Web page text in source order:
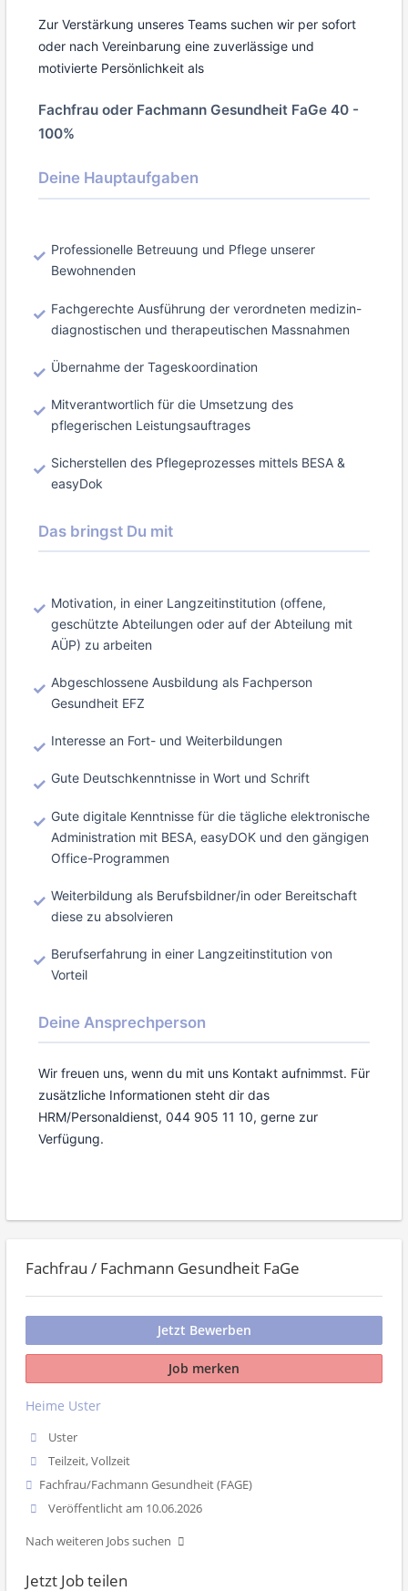
Zur Verstärkung unseres Teams suchen wir per sofort
oder nach Vereinbarung eine zuverlässige und
motivierte Persönlichkeit als
Fachfrau oder Fachmann Gesundheit FaGe 40 -
100%
Deine Hauptaufgaben
Professionelle Betreuung und Pflege unserer
Bewohnenden
Fachgerechte Ausführung der verordneten medizin-
diagnostischen und therapeutischen Massnahmen
Übernahme der Tageskoordination
Mitverantwortlich für die Umsetzung des
pflegerischen Leistungsauftrages
Sicherstellen des Pflegeprozesses mittels BESA &
easyDok
Das bringst Du mit
Motivation, in einer Langzeitinstitution (offene,
geschützte Abteilungen oder auf der Abteilung mit
AÜP) zu arbeiten
Abgeschlossene Ausbildung als Fachperson
Gesundheit EFZ
Interesse an Fort- und Weiterbildungen
Gute Deutschkenntnisse in Wort und Schrift
Gute digitale Kenntnisse für die tägliche elektronische
Administration mit BESA, easyDOK und den gängigen
Office-Programmen
Weiterbildung als Berufsbildner/in oder Bereitschaft
diese zu absolvieren
Berufserfahrung in einer Langzeitinstitution von
Vorteil
Deine Ansprechperson
Wir freuen uns, wenn du mit uns Kontakt aufnimmst. Für
zusätzliche Informationen steht dir das
HRM/Personaldienst, 044 905 11 10, gerne zur
Verfügung.
Fachfrau / Fachmann Gesundheit FaGe
Jetzt Bewerben
Job merken
Heime Uster
Uster
Teilzeit, Vollzeit
Fachfrau/Fachmann Gesundheit (FAGE)
Veröffentlicht am 10.06.2026
Nach weiteren Jobs suchen
Jetzt Job teilen